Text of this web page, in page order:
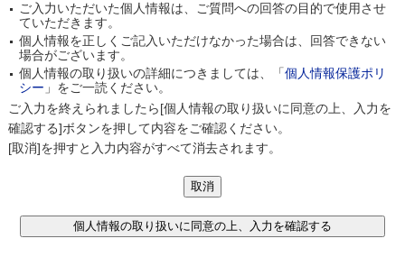
ご入力いただいた個人情報は、ご質問への回答の目的で使用させ
ていただきます。
個人情報を正しくご記入いただけなかった場合は、回答できない
場合がございます。
個人情報の取り扱いの詳細につきましては、「個人情報保護ポリ
シー 」をご一読ください。
ご入力を終えられましたら[個人情報の取り扱いに同意の上、入力を
確認する]ボタンを押して内容をご確認ください。
[取消]を押すと入力内容がすべて消去されます。